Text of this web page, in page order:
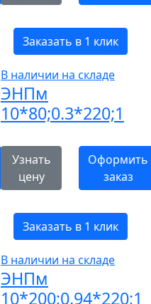
Заказать в 1 клик
В наличии на складе
ЭНПм
10*80;0.3*220;1
Узнать
цену
Оформить
заказ
Заказать в 1 клик
В наличии на складе
ЭНПм
10*200;0.94*220;1